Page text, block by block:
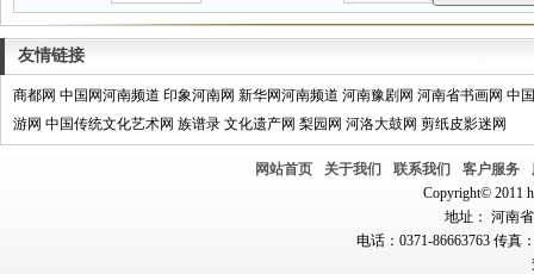
友情链接
商都网 中国网河南频道 印象河南网 新华网河南频道 河南豫剧网 河南省书画网 中
游网 中国传统文化艺术网 族谱录 文化遗产网 梨园网 河洛大鼓网 剪纸皮影迷网
网站首页 关于我们 联系我们 客户服务
Copyright© 2011
地址： 河南
电话：0371-86663763 传真